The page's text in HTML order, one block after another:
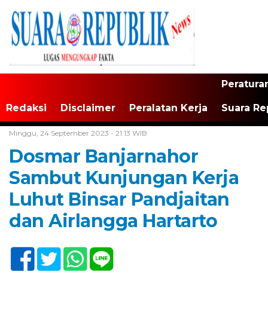
Redaksi Disclaimer Peralatan Kerja Suara
Minggu, 24 September 2023 - 21:13 WIB
Dosmar Banjarnahor
Sambut Kunjungan Kerja
Luhut Binsar Pandjaitan
dan Airlangga Hartarto